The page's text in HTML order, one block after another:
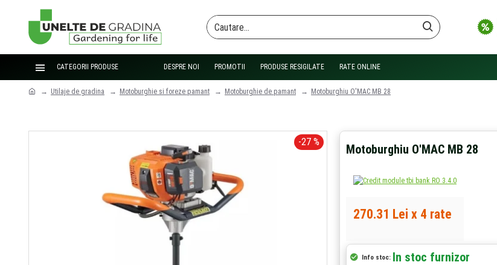
CATEGORII PRODUSE DESPRE NOI PROMOTII PRODUSE RESIGILATE RATE ONLINE
Utilaje de gradina Motoburghie si foreze pamant Motoburghie de pamant Motoburghiu O'MAC MB 28
-27 %
Motoburghiu O'MAC MB 28
Info stoc: In stoc furnizor
270.31 Lei x 4 rate